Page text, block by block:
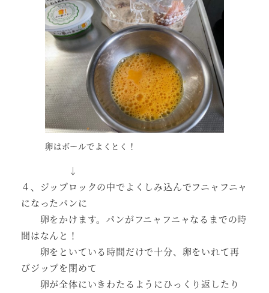
卵はボールでよくとく！
↓
４、ジップロックの中でよくしみ込んでフニャフニャ
になったパンに
卵をかけます。パンがフニャフニャなるまでの時
間はなんと！
卵をといている時間だけで十分、卵をいれて再
びジップを閉めて
卵が全体にいきわたるようにひっくり返したり